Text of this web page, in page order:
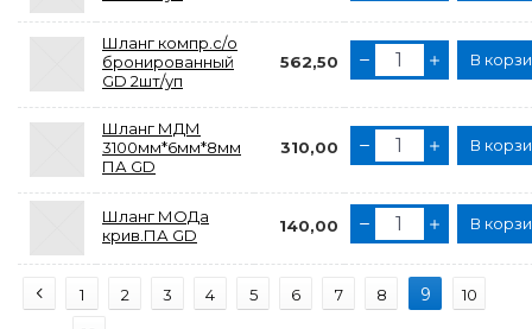
Шланг компр.с/о
бронированный
GD 2шт/уп
562,50 В
Шланг МДМ
3100мм*6мм*8мм
ПА GD
310,00 В
Шланг МОДа
крив.ПА GD
140,00 В
1 2 3 4 5 6 7 8 9 10